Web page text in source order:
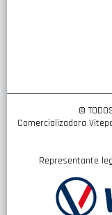
©
Comercializadora
Representante